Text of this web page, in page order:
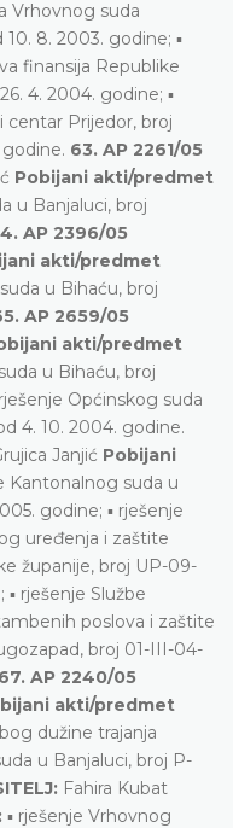
Vrhovnog suda
8. 2003. godine; ▪
finansija Republike
4. 2004. godine; ▪
centar Prijedor, broj
godine. 63. AP 2261/05
Pobijani akti/predmet
u Banjaluci, broj
AP 2396/05
akti/predmet
u Bihaću, broj
AP 2659/05
akti/predmet
u Bihaću, broj
Općinskog suda
4. 10. 2004. godine.
Janjić Pobijani
Kantonalnog suda u
godine; ▪ rješenje
uređenja i zaštite
županije, broj UP-09-
rješenje Službe
poslova i zaštite
broj 01-III-04-
67. AP 2240/05
akti/predmet
dužine trajanja
u Banjaluci, broj P-
Fahira Kubat
▪ rješenje Vrhovnog